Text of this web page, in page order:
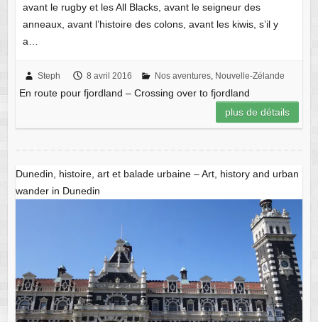
avant le rugby et les All Blacks, avant le seigneur des
anneaux, avant l’histoire des colons, avant les kiwis, s’il y
a…
Steph 8 avril 2016 Nos aventures, Nouvelle-Zélande
En route pour fjordland – Crossing over to fjordland
plus de détails
Dunedin, histoire, art et balade urbaine – Art, history and urban
wander in Dunedin